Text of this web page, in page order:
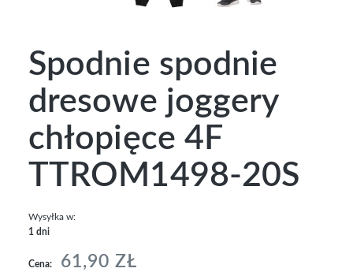
Spodnie spodnie
dresowe joggery
chłopięce 4F
TTROM1498-20S
Wysyłka w:
1 dni
Cena: 61,90 ZŁ